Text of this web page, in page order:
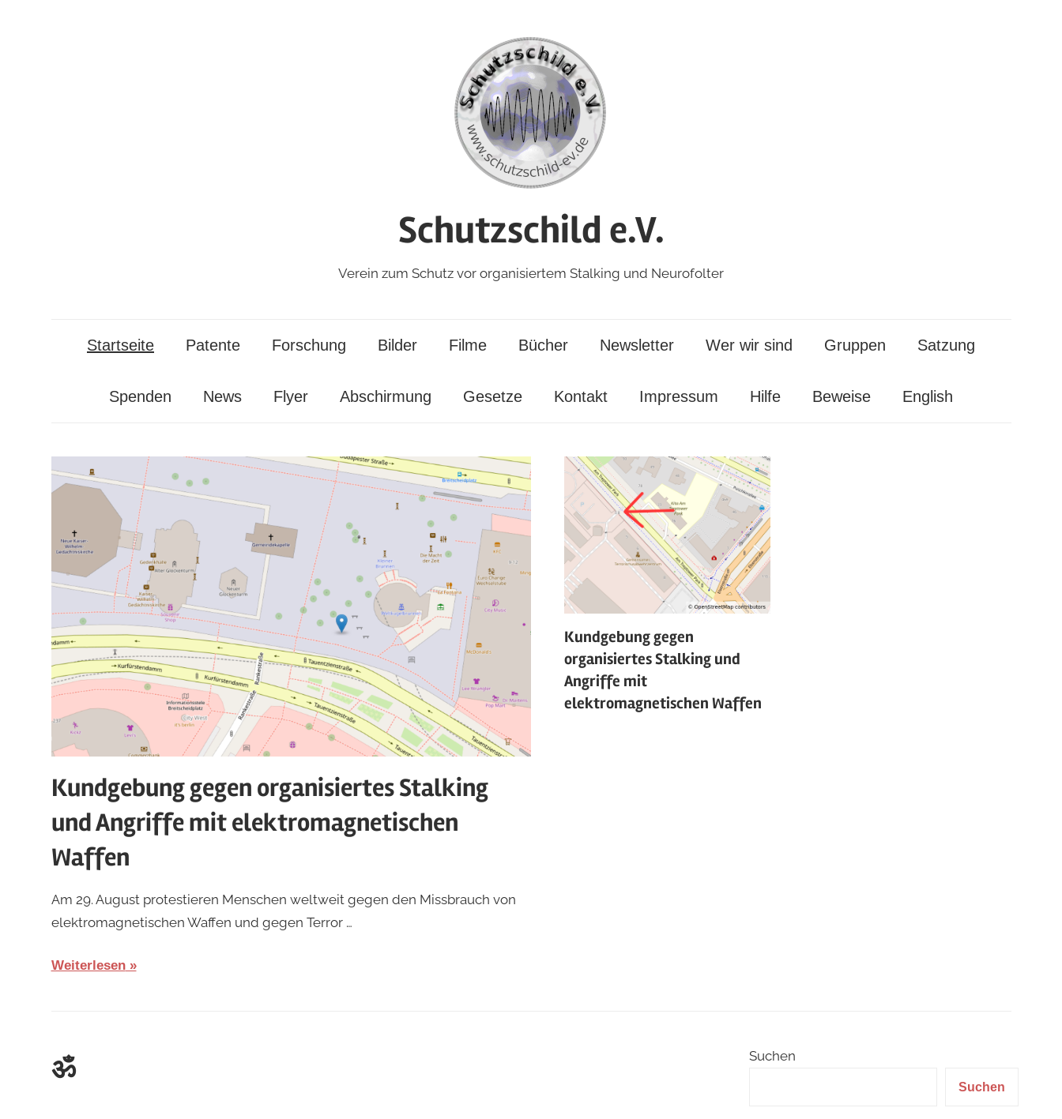
Schutzschild e.V.
Verein zum Schutz vor organisiertem Stalking und Neurofolter
Startseite Patente Forschung Bilder Filme Bücher Newsletter Wer wir sind Gruppen Satzung
Spenden News Flyer Abschirmung Gesetze Kontakt Impressum Hilfe Beweise English
Kundgebung gegen organisiertes Stalking
und Angriffe mit elektromagnetischen
Waffen
Am
2026
Von
Am 29. August protestieren Menschen weltweit gegen den Missbrauch von
elektromagnetischen Waffen und gegen Terror …
Weiterlesen
Kundgebung gegen
organisiertes Stalking und
Angriffe mit
elektromagnetischen Waffen
ॐ Suchen
Suchen